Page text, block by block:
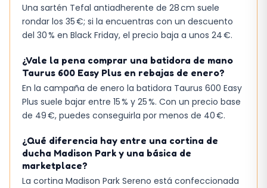
Una sartén Tefal antiadherente de 28 cm suele
rondar los 35 €; si la encuentras con un descuento
del 30 % en Black Friday, el precio baja a unos 24 €.
¿Vale la pena comprar una batidora de mano
Taurus 600 Easy Plus en rebajas de enero?
En la campaña de enero la batidora Taurus 600 Easy
Plus suele bajar entre 15 % y 25 %. Con un precio base
de 49 €, puedes conseguirla por menos de 40 €.
¿Qué diferencia hay entre una cortina de
ducha Madison Park y una básica de
marketplace?
La cortina Madison Park Sereno está confeccionada